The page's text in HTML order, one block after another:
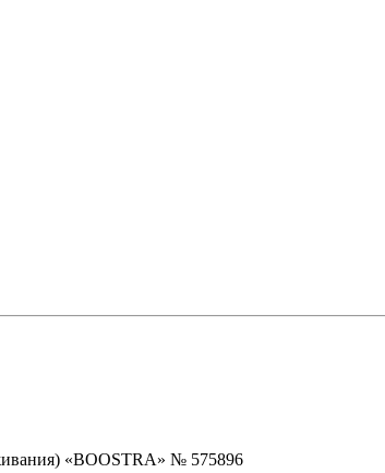
«BOOSTRA» № 575896